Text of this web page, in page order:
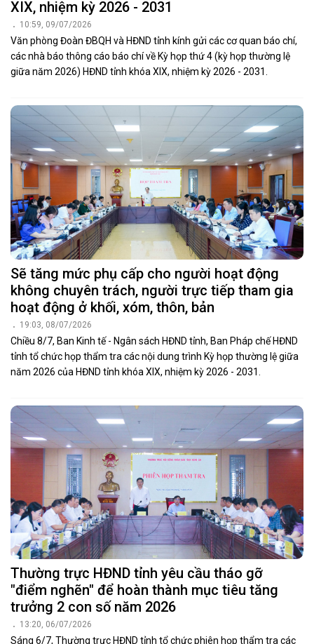
XIX, nhiệm kỳ 2026 - 2031
10:59, 09/07/2026
Văn phòng Đoàn ĐBQH và HĐND tỉnh kính gửi các cơ quan báo chí,
các nhà báo thông cáo báo chí về Kỳ họp thứ 4 (kỳ họp thường lệ
giữa năm 2026) HĐND tỉnh khóa XIX, nhiệm kỳ 2026 - 2031.
Sẽ tăng mức phụ cấp cho người hoạt động
không chuyên trách, người trực tiếp tham gia
hoạt động ở khối, xóm, thôn, bản
19:03, 08/07/2026
Chiều 8/7, Ban Kinh tế - Ngân sách HĐND tỉnh, Ban Pháp chế HĐND
tỉnh tổ chức họp thẩm tra các nội dung trình Kỳ họp thường lệ giữa
năm 2026 của HĐND tỉnh khóa XIX, nhiệm kỳ 2026 - 2031.
Thường trực HĐND tỉnh yêu cầu tháo gỡ
"điểm nghẽn" để hoàn thành mục tiêu tăng
trưởng 2 con số năm 2026
13:20, 06/07/2026
Sáng 6/7, Thường trực HĐND tỉnh tổ chức phiên họp thẩm tra các